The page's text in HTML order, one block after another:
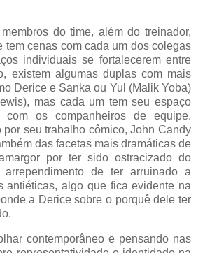
do time, além do treinador,
tem cenas com cada um dos colegas
individuais se fortalecerem entre
existem algumas duplas com mais
Derice e Sanka ou Yul (Malik Yoba)
mas cada um tem seu espaço
com os companheiros de equipe.
por seu trabalho cômico, John Candy
das facetas mais dramáticas de
por ter sido ostracizado do
de ter arruinado a
antiéticas, algo que fica evidente na
a Derice sobre o porquê dele ter
contemporâneo e pensando nas